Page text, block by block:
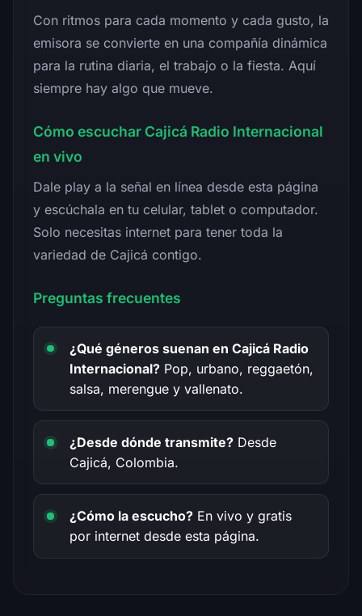
Con ritmos para cada momento y cada gusto, la
emisora se convierte en una compañía dinámica
para la rutina diaria, el trabajo o la fiesta. Aquí
siempre hay algo que mueve.
Cómo escuchar Cajicá Radio Internacional
en vivo
Dale play a la señal en línea desde esta página
y escúchala en tu celular, tablet o computador.
Solo necesitas internet para tener toda la
variedad de Cajicá contigo.
Preguntas frecuentes
¿Qué géneros suenan en Cajicá Radio
Internacional? Pop, urbano, reggaetón,
salsa, merengue y vallenato.
¿Desde dónde transmite? Desde
Cajicá, Colombia.
¿Cómo la escucho? En vivo y gratis
por internet desde esta página.